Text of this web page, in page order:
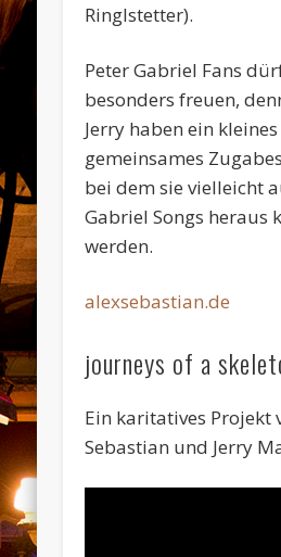
Ringlstetter).
Peter Gabriel Fans
besonders freuen,
Jerry haben ein kleines
gemeinsames
bei dem sie vielleicht
Gabriel Songs heraus
werden.
alexsebastian.de
journeys of a
Ein karitatives Projekt
Sebastian und Jerry